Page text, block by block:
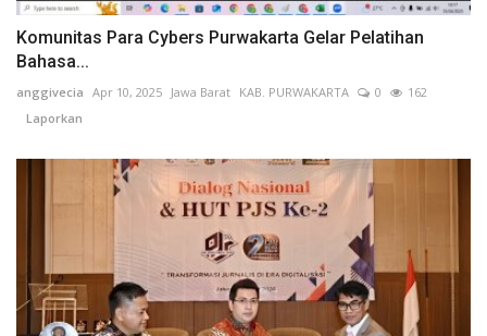
Komunitas Para Cybers Purwakarta Gelar Pelatihan
Bahasa...
anggivecia Apr 10, 2025 Jawa Barat KAB. PURWAKARTA 0
162
Laporkan